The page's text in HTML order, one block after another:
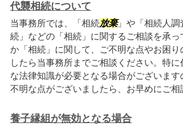
代襲相続について
当事務所では、「相続放棄」や「相続人調
続」などの「相続」に関するご相談を承っ
か「相続」に関して、ご不明な点やお困り
したら当事務所までご相談ください。特
な法律知識が必要となる場合がございま
不明な点がございましたら、お早めにご相
養子縁組が無効となる場合